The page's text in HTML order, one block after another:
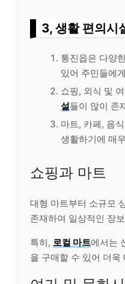
3, 생활 편의시
통진읍은 다양
있어 주민들에
쇼핑, 외식 및
설들이 많이 존
마트, 카페, 음
생활하기에 매
쇼핑과 마트
대형 마트부터 소규모
존재하여 일상적인 장
특히, 로컬 마트에서는
을 구매할 수 있어 더욱